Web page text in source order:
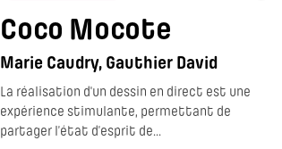
Coco Mocote
Marie Caudry, Gauthier David
La réalisation d'un dessin en direct est une
expérience stimulante, permettant de
partager l’état d’esprit de...